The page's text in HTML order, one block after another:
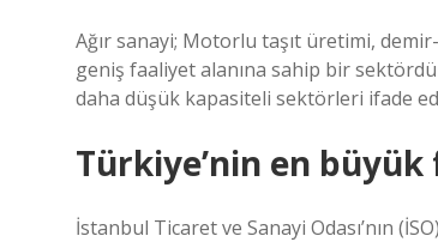
Ağır sanayi; Motorlu taşıt üretimi,
geniş faaliyet alanına sahip bir
daha düşük kapasiteli sektörleri ifade
Türkiye’nin en büyük
İstanbul Ticaret ve Sanayi Odası’nın